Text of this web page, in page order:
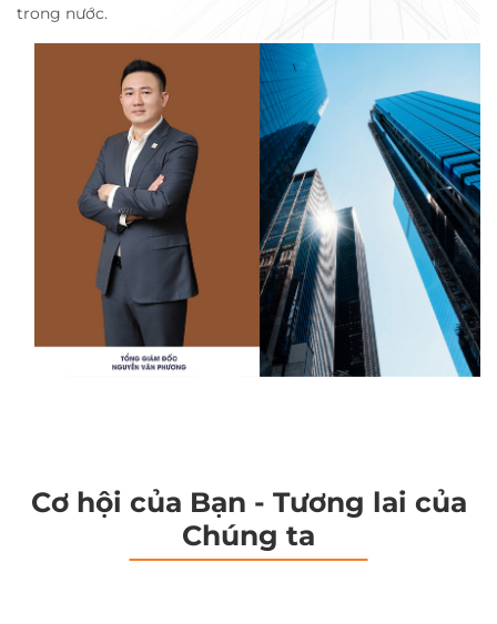
trong nước.
Cơ hội của Bạn - Tương lai của
Chúng ta